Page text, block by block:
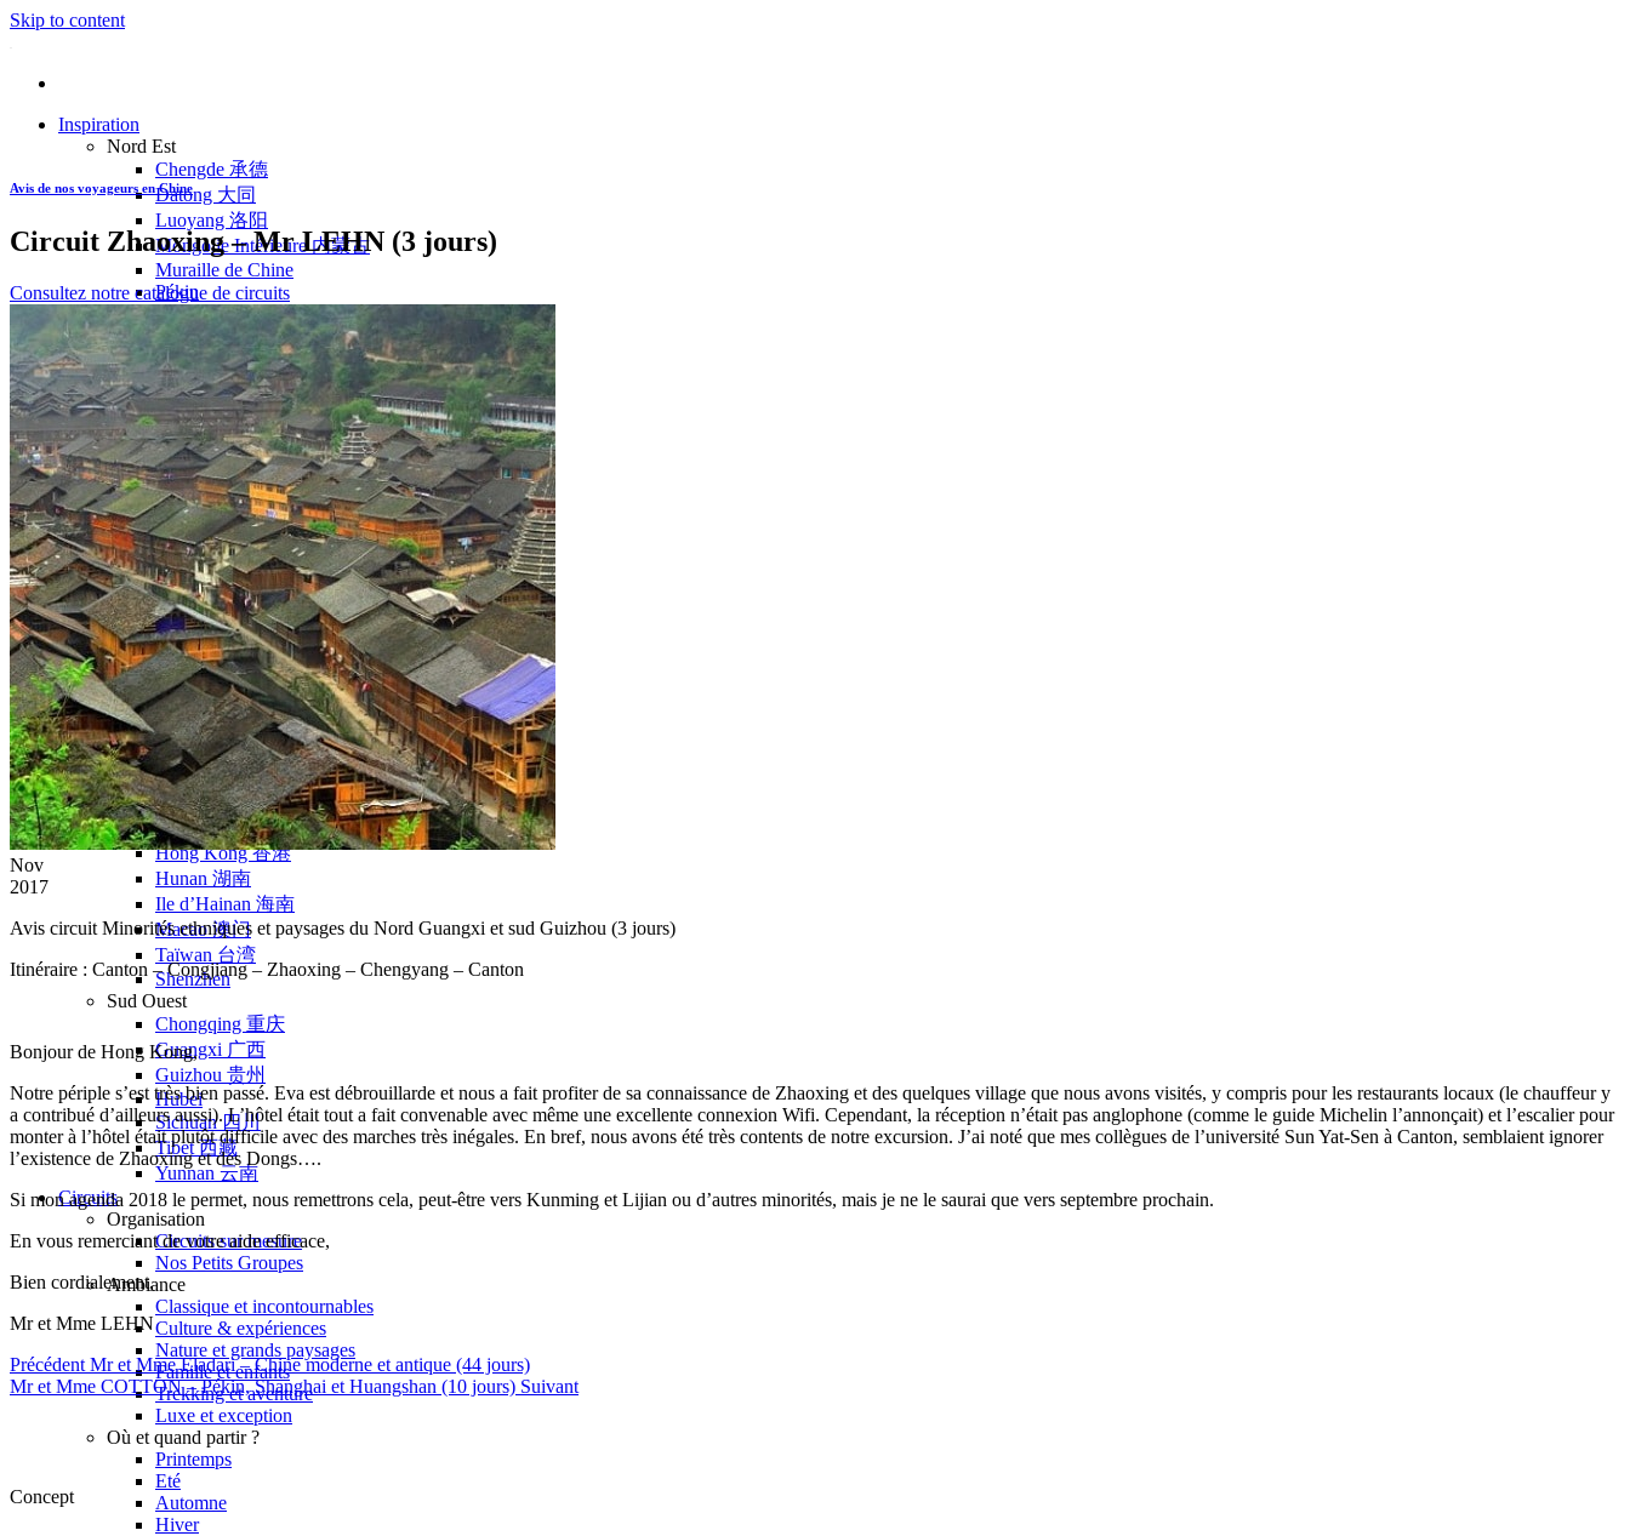
Skip to content
Inspiration
Nord Est
Chengde 承德
Datong 大同
Luoyang 洛阳
Mongolie Intérieure 内蒙古
Muraille de Chine
Pékin
Pingyao 平遥
Wutaishan 五台山
Côte Est
Anhui 安徽
Hangzhou 杭州
Jiangxi 江西
Montagnes Jaunes
Shandong 山东
Shanghai 上海
Suzhou 苏州
Nord Ouest
Gansu 甘肃
Dunhuang – 敦煌
Jiayuguan – 嘉峪关
Qinghai 青海
Xi’an 西安市
Xinjiang 新疆
Kashgar
Turpan
Sud Est
Canton 广州
Fujian 福建
Hong Kong 香港
Hunan 湖南
Ile d’Hainan 海南
Macao 澳门
Taïwan 台湾
Shenzhen
Sud Ouest
Chongqing 重庆
Guangxi 广西
Guizhou 贵州
Hubei
Sichuan 四川
Tibet 西藏
Yunnan 云南
Circuits
Organisation
Circuits sur mesure
Nos Petits Groupes
Ambiance
Classique et incontournables
Culture & expériences
Nature et grands paysages
Famille et enfants
Trekking et aventure
Luxe et exception
Où et quand partir ?
Printemps
Eté
Automne
Hiver
Avis de nos voyageurs en Chine
Circuit Zhaoxing – Mr LEHN (3 jours)
Consultez notre catalogue de circuits
Nov
2017
Avis circuit Minorités ethniques et paysages du Nord Guangxi et sud Guizhou (3 jours)
Itinéraire : Canton – Congjiang – Zhaoxing – Chengyang – Canton
Bonjour de Hong Kong,
Notre périple s’est très bien passé. Eva est débrouillarde et nous a fait profiter de sa connaissance de Zhaoxing et des quelques village que nous avons visités, y compris pour les restaurants locaux (le chauffeur y
a contribué d’ailleurs aussi). L’hôtel était tout a fait convenable avec même une excellente connexion Wifi. Cependant, la réception n’était pas anglophone (comme le guide Michelin l’annonçait) et l’escalier pour
monter à l’hôtel était plutôt difficile avec des marches très inégales. En bref, nous avons été très contents de notre excursion. J’ai noté que mes collègues de l’université Sun Yat-Sen à Canton, semblaient ignorer
l’existence de Zhaoxing et des Dongs….
Si mon agenda 2018 le permet, nous remettrons cela, peut-être vers Kunming et Lijian ou d’autres minorités, mais je ne le saurai que vers septembre prochain.
En vous remerciant de votre aide efficace,
Bien cordialement,
Mr et Mme LEHN
Précédent Mr et Mme Eladari – Chine moderne et antique (44 jours)
Mr et Mme COTTON – Pékin, Shanghai et Huangshan (10 jours) Suivant
Concept